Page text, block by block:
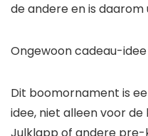
de andere en is daarom
Ongewoon cadeau-
Dit boomornament is
idee, niet alleen voor